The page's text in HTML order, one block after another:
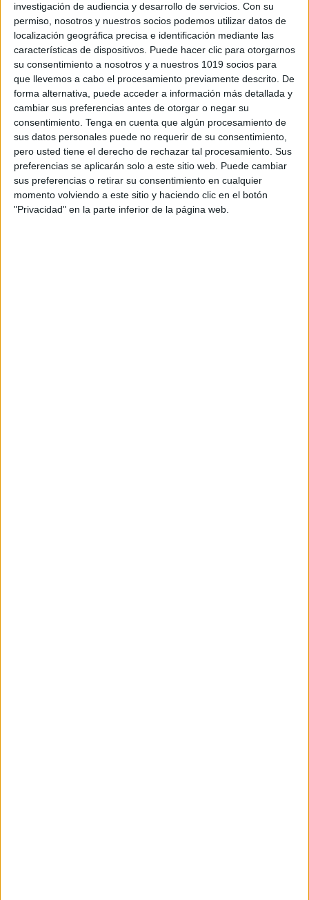
investigación de audiencia y desarrollo de servicios. Con su
permiso, nosotros y nuestros socios podemos utilizar datos de
localización geográfica precisa e identificación mediante las
características de dispositivos. Puede hacer clic para otorgarnos
su consentimiento a nosotros y a nuestros 1019 socios para
que llevemos a cabo el procesamiento previamente descrito. De
forma alternativa, puede acceder a información más detallada y
cambiar sus preferencias antes de otorgar o negar su
consentimiento. Tenga en cuenta que algún procesamiento de
sus datos personales puede no requerir de su consentimiento,
pero usted tiene el derecho de rechazar tal procesamiento. Sus
preferencias se aplicarán solo a este sitio web. Puede cambiar
sus preferencias o retirar su consentimiento en cualquier
momento volviendo a este sitio y haciendo clic en el botón
"Privacidad" en la parte inferior de la página web.